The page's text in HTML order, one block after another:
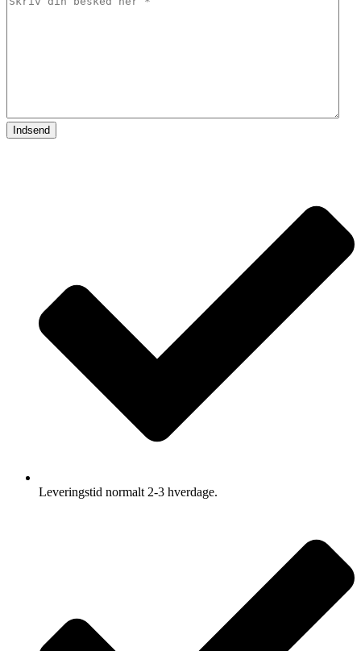
Leveringstid normalt 2-3 hverdage.